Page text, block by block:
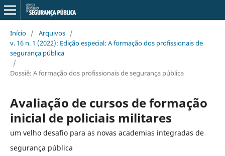
Início / Arquivos /
v. 16 n. 1 (2022): Edição especial: A formação dos profissionais de
segurança pública
/
Dossiê: A formação dos profissionais de segurança pública
Avaliação de cursos de formação
inicial de policiais militares
um velho desafio para as novas academias integradas de
segurança pública